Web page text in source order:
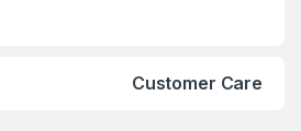
Customer Care